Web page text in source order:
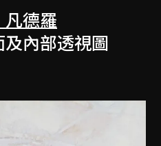
凡德羅
內部透視圖